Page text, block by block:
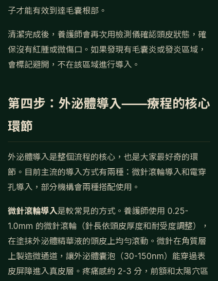
子才能有效到達毛囊根部。
清潔完成後，養護師會再次用檢測儀確認頭皮狀態，確
保沒有紅腫或微傷口。如果發現有毛囊炎或發炎區域，
會標記避開，不在該區域進行導入。
第四步：外泌體導入——療程的核心
環節
外泌體導入是整個流程的核心，也是大家最好奇的環
節。目前主流的導入方式有兩種：微針滾輪導入和電穿
孔導入，部分機構會兩種搭配使用。
微針滾輪導入是較常見的方式。養護師使用 0.25-
1.0mm 的微針滾輪（針長依頭皮厚度和耐受度調整），
在塗抹外泌體精華液的頭皮上均勻滾動。微針在角質層
上製造微通道，讓外泌體囊泡（30-150nm）能穿過表
皮屏障進入真皮層。疼痛感約 2-3 分，前額和太陽穴區